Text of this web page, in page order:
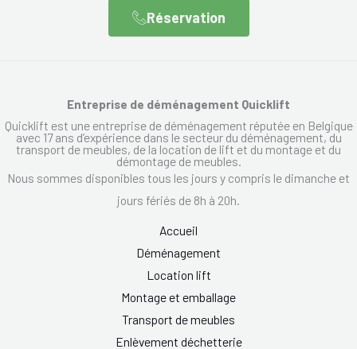
Réservation
Entreprise de déménagement Quicklift
Quicklift est une entreprise de déménagement réputée en Belgique
avec 17 ans d’expérience dans le secteur du déménagement, du
transport de meubles, de la location de lift et du montage et du
démontage de meubles.
Nous sommes disponibles tous les jours y compris le dimanche et
jours fériés de 8h à 20h.
Accueil
Déménagement
Location lift
Montage et emballage
Transport de meubles
Enlèvement déchetterie